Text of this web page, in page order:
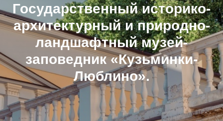
Государственный историко-
архитектурный и природно-
ландшафтный музей-
заповедник «Кузьминки-
Люблино».